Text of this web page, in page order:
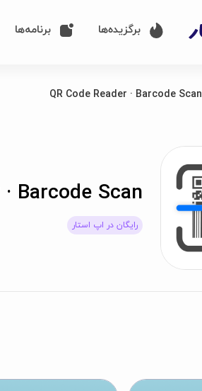
برگزیده‌ها برنامه‌ها
QR Code Reader · Barcode Scan
Barcode Scan
رایگان در اپ استار